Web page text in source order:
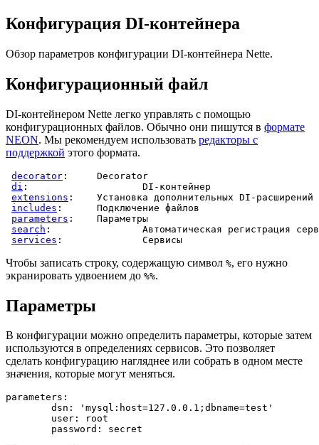
Конфигурация DI-контейнера
Обзор параметров конфигурации DI-контейнера Nette.
Конфигурационный файл
DI-контейнером Nette легко управлять с помощью
конфигурационных файлов. Обычно они пишутся в формате
NEON. Мы рекомендуем использовать редакторы с
поддержкой этого формата.
decorator
Decorator
di
DI-контейнер
extensions
Установка дополнительных DI-расширений
includes
Подключение файлов
parameters
Параметры
search
Автоматическая регистрация
services
Сервисы
Чтобы записать строку, содержащую символ %, его нужно
экранировать удвоением до %%.
Параметры
В конфигурации можно определить параметры, которые затем
используются в определениях сервисов. Это позволяет
сделать конфигурацию нагляднее или собрать в одном месте
значения, которые могут меняться.
parameters: